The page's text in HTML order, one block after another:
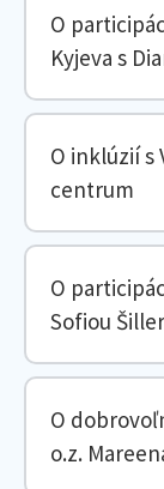
O
Kyjeva s
O inklúzií s
centrum
O
Sofiou
O
o.z.